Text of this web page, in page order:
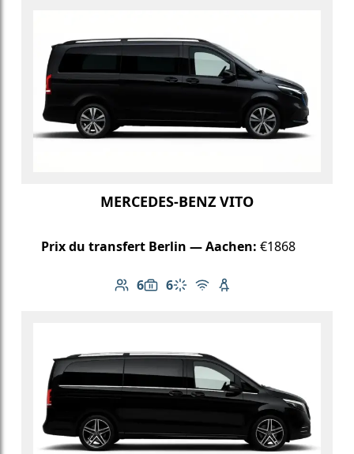
MERCEDES-BENZ VITO
Prix du transfert Berlin — Aachen: €1868
6
Nombre de passagers: 6
6
Capacité des bagages: 6
Climatisation
Wi-Fi gratuit
Siège enfant